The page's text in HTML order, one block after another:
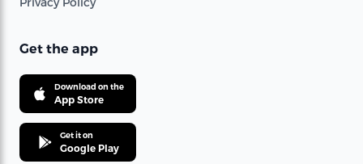
Get the app
Download on the
App Store
Get it on
Google Play